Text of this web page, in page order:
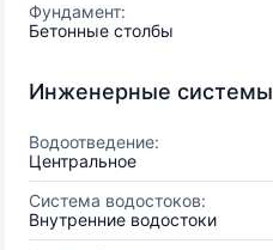
Фундамент:
Бетонные столбы
Инженерные системы
Водоотведение:
Центральное
Система водостоков:
Внутренние водостоки